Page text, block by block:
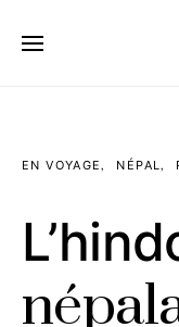
EN VOYAGE NÉPAL